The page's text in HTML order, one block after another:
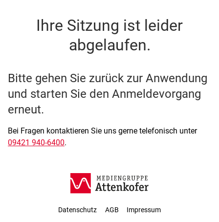
SSO Single-Sign-On der
Ihre Sitzung ist leider
abgelaufen.
Bitte gehen Sie zurück zur Anwendung
und starten Sie den Anmeldevorgang
erneut.
Bei Fragen kontaktieren Sie uns gerne telefonisch unter
09421 940-6400.
Datenschutz AGB Impressum